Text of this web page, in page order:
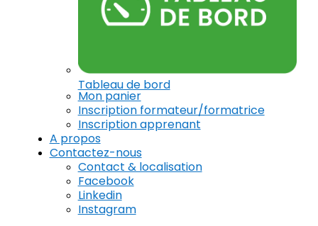
Tableau de bord
Mon panier
Inscription formateur/formatrice
Inscription apprenant
A propos
Contactez-nous
Contact & localisation
Facebook
Linkedin
Instagram